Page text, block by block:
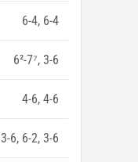
6-4, 6-4
6²-7⁷, 3-6
4-6, 4-6
3-6, 6-2, 3-6